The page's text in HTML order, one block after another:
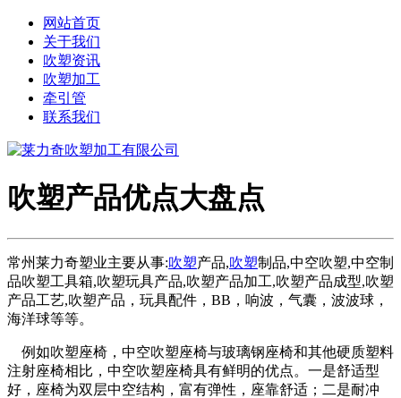
网站首页
关于我们
吹塑资讯
吹塑加工
牵引管
联系我们
吹塑产品优点大盘点
常州莱力奇塑业主要从事:吹塑产品,吹塑制品,中空吹塑,中空制
品吹塑工具箱,吹塑玩具产品,吹塑产品加工,吹塑产品成型,吹塑
产品工艺,吹塑产品，玩具配件，BB，响波，气囊，波波球，
海洋球等等。
例如吹塑座椅，中空吹塑座椅与玻璃钢座椅和其他硬质塑料
注射座椅相比，中空吹塑座椅具有鲜明的优点。一是舒适型
好，座椅为双层中空结构，富有弹性，座靠舒适；二是耐冲